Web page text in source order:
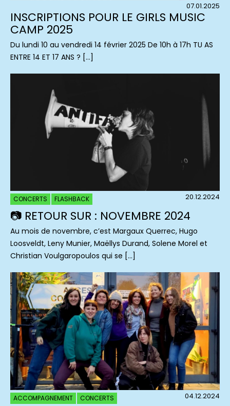
07.01.2025
INSCRIPTIONS POUR LE GIRLS MUSIC
CAMP 2025
Du lundi 10 au vendredi 14 février 2025 De 10h à 17h TU AS
ENTRE 14 ET 17 ANS ? […]
CONCERTS FLASHBACK 20.12.2024
📷 RETOUR SUR : NOVEMBRE 2024
Au mois de novembre, c’est Margaux Querrec, Hugo
Loosveldt, Leny Munier, Maëllys Durand, Solene Morel et
Christian Voulgaropoulos qui se […]
ACCOMPAGNEMENT CONCERTS 04.12.2024